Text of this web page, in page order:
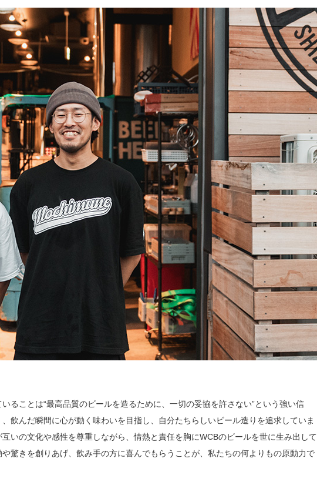
ることは“最高品質のビールを造るために、一切の妥協を許さない”という強い信
飲んだ瞬間に心が動く味わいを目指し、自分たちらしいビール造りを追求していま
いの文化や感性を尊重しながら、情熱と責任を胸にWCBのビールを世に生み出して
驚きを創りあげ、飲み手の方に喜んでもらうことが、私たちの何よりもの原動力で